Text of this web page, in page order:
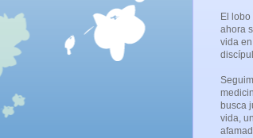
El
ahora
vida
busca
vida,